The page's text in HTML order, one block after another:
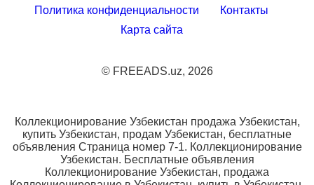
Политика конфиденциальности
Контакты
Карта сайта
© FREEADS.uz, 2026
Коллекционирование Узбекистан продажа Узбекистан,
купить Узбекистан, продам Узбекистан, бесплатные
объявления Страница номер 7-1. Коллекционирование
Узбекистан. Бесплатные объявления
Коллекционирование Узбекистан, продажа